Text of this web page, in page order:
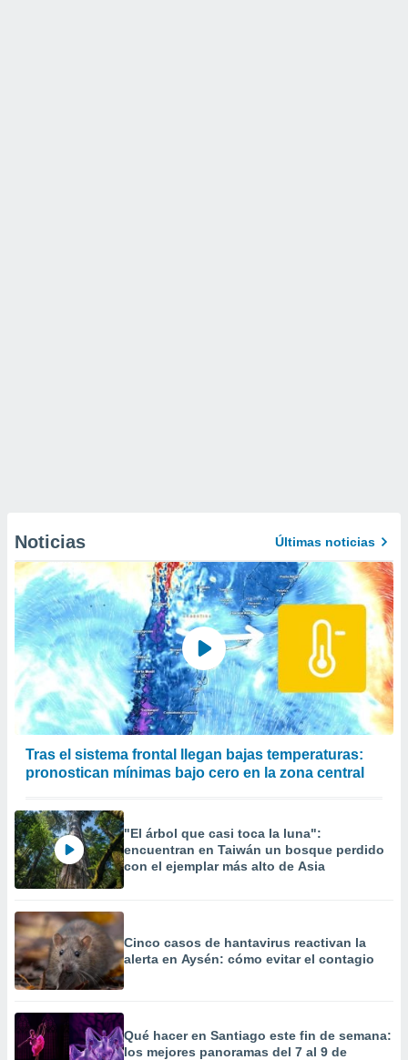
Noticias Últimas noticias
Tras el sistema frontal llegan bajas temperaturas:
pronostican mínimas bajo cero en la zona central
"El árbol que casi toca la luna":
encuentran en Taiwán un bosque perdido
con el ejemplar más alto de Asia
Cinco casos de hantavirus reactivan la
alerta en Aysén: cómo evitar el contagio
Qué hacer en Santiago este fin de semana:
los mejores panoramas del 7 al 9 de